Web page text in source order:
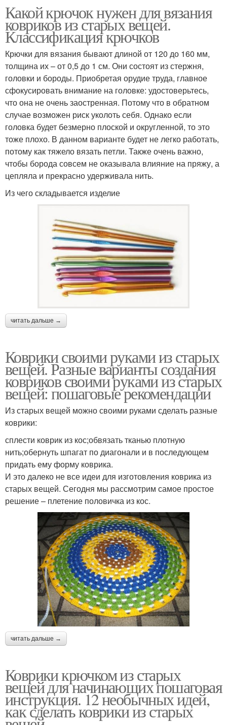
Какой крючок нужен для вязания
ковриков из старых вещей.
Классификация крючков
Крючки для вязания бывают длиной от 120 до 160 мм,
толщина их – от 0,5 до 1 см. Они состоят из стержня,
головки и бороды. Приобретая орудие труда, главное
сфокусировать внимание на головке: удостоверьтесь,
что она не очень заостренная. Потому что в обратном
случае возможен риск уколоть себя. Однако если
головка будет безмерно плоской и округленной, то это
тоже плохо. В данном варианте будет не легко работать,
потому как тяжело вязать петли. Также очень важно,
чтобы борода совсем не оказывала влияние на пряжу, а
цепляла и прекрасно удерживала нить.
Из чего складывается изделие
читать дальше →
Коврики своими руками из старых
вещей. Разные варианты создания
ковриков своими руками из старых
вещей: пошаговые рекомендации
Из старых вещей можно своими руками сделать разные
коврики:
сплести коврик из кос;обвязать тканью плотную
нить;обернуть шпагат по диагонали и в последующем
придать ему форму коврика.
И это далеко не все идеи для изготовления коврика из
старых вещей. Сегодня мы рассмотрим самое простое
решение – плетение половичка из кос.
читать дальше →
Коврики крючком из старых
вещей для начинающих пошаговая
инструкция. 12 необычных идей,
как сделать коврики из старых